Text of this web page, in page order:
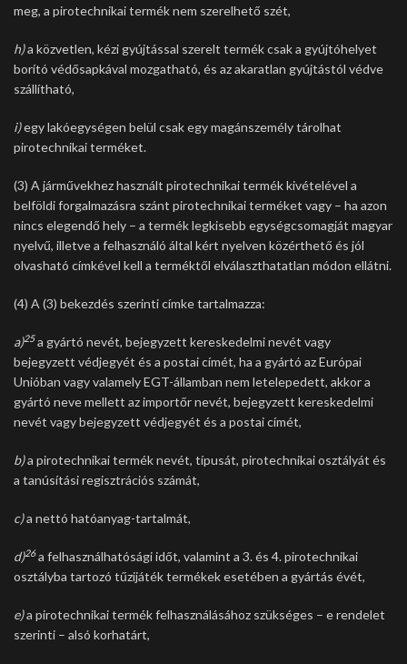
meg, a pirotechnikai termék nem szerelhető szét,
h)a közvetlen, kézi gyújtással szerelt termék csak a gyújtóhelyet
borító védősapkával mozgatható, és az akaratlan gyújtástól védve
szállítható,
i)egy lakóegységen belül csak egy magánszemély tárolhat
pirotechnikai terméket.
(3) A járművekhez használt pirotechnikai termék kivételével a
belföldi forgalmazásra szánt pirotechnikai terméket vagy – ha azon
nincs elegendő hely – a termék legkisebb egységcsomagját magyar
nyelvű, illetve a felhasználó által kért nyelven közérthető és jól
olvasható címkével kell a terméktől elválaszthatatlan módon ellátni.
(4) A (3) bekezdés szerinti címke tartalmazza:
a)25a gyártó nevét, bejegyzett kereskedelmi nevét vagy
bejegyzett védjegyét és a postai címét, ha a gyártó az Európai
Unióban vagy valamely EGT-államban nem letelepedett, akkor a
gyártó neve mellett az importőr nevét, bejegyzett kereskedelmi
nevét vagy bejegyzett védjegyét és a postai címét,
b)a pirotechnikai termék nevét, típusát, pirotechnikai osztályát és
a tanúsítási regisztrációs számát,
c)a nettó hatóanyag-tartalmát,
d)26a felhasználhatósági időt, valamint a 3. és 4. pirotechnikai
osztályba tartozó tűzijáték termékek esetében a gyártás évét,
e)a pirotechnikai termék felhasználásához szükséges – e rendelet
szerinti – alsó korhatárt,